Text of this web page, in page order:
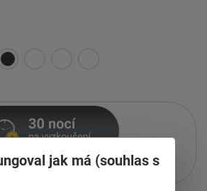
nákupu přes i-matrace.cz
jak má (souhlas s